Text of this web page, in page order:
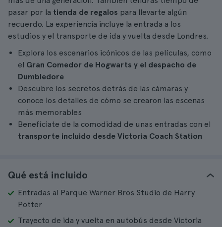
pasar por la tienda de regalos para llevarte algún
recuerdo. La experiencia incluye la entrada a los
estudios y el transporte de ida y vuelta desde Londres.
Explora los escenarios icónicos de las películas, como
el Gran Comedor de Hogwarts y el despacho de
Dumbledore
Descubre los secretos detrás de las cámaras y
conoce los detalles de cómo se crearon las escenas
más memorables
Benefíciate de la comodidad de unas entradas con el
transporte incluido desde Victoria Coach Station
Qué está incluido
Entradas al Parque Warner Bros Studio de Harry
Potter
Trayecto de ida y vuelta en autobús desde Victoria